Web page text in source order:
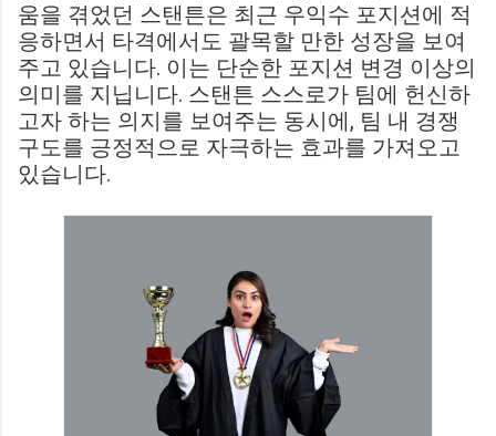
움을 겪었던 스탠튼은 최근 우익수 포지션에 적
응하면서 타격에서도 괄목할 만한 성장을 보여
주고 있습니다. 이는 단순한 포지션 변경 이상의
의미를 지닙니다. 스탠튼 스스로가 팀에 헌신하
고자 하는 의지를 보여주는 동시에, 팀 내 경쟁
구도를 긍정적으로 자극하는 효과를 가져오고
있습니다.